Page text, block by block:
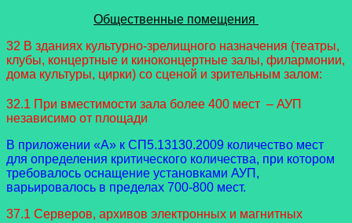
Общественные помещения
32 В зданиях культурно-зрелищного назначения (театры,
клубы, концертные и киноконцертные залы, филармонии,
дома культуры, цирки) со сценой и зрительным залом:
32.1 При вместимости зала более 400 мест – АУП
независимо от площади
В приложении «А» к СП5.13130.2009 количество мест
для определения критического количества, при котором
требовалось оснащение установками АУП,
варьировалось в пределах 700-800 мест.
37.1 Серверов, архивов электронных и магнитных